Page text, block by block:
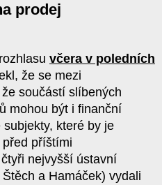
prodej
včera v poledních
že se mezi
součástí slíbených
mohou být i finanční
které by je
příštími
nejvyšší ústavní
a Hamáček) vydali